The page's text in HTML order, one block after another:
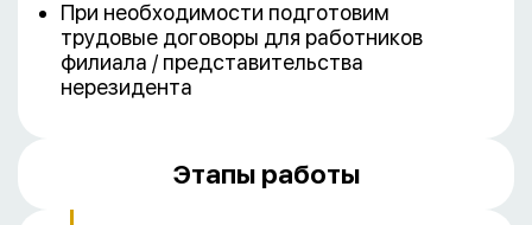
При необходимости подготовим
трудовые договоры для работников
филиала / представительства
нерезидента
Этапы работы